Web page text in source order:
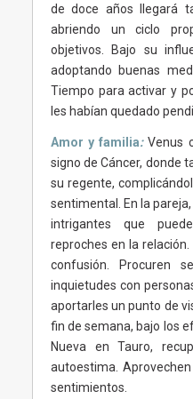
de doce años llegará
abriendo un ciclo
objetivos. Bajo su
adoptando buenas
Tiempo para activar y
les habían quedado
Amor y familia:Venus
signo de Cáncer, donde
su regente,
sentimental. En la
intrigantes que
reproches en la
confusión. Procuren
inquietudes con
aportarles un punto de
fin de semana, bajo los
Nueva en Tauro,
autoestima.
sentimientos.